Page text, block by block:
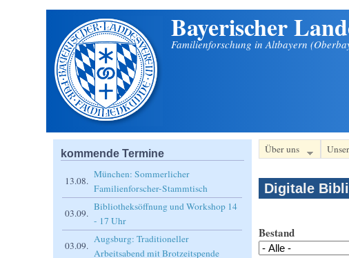
Bayerischer
Familienforschung in Altbayern
Über uns
Digitale
Bestand
kommende Termine
13.08.
München: Sommerlicher
Familienforscher-Stammtisch
03.09.
Bibliotheksöffnung und Workshop 14
- 17 Uhr
03.09.
Augsburg: Traditioneller
Arbeitsabend mit Brotzeitspende